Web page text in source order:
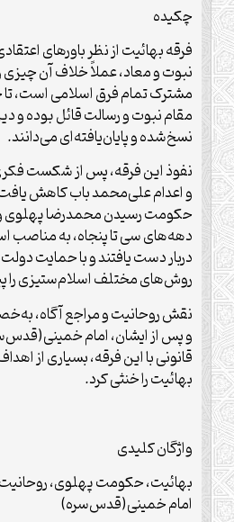
چکیده
فرقه بهائیت از نظر باورهای
نبوت و معاد، عملاً خلاف آن چیزی
مشترک تمام فرق اسلامی است، تا
مقام نبوت و رسالت قائل بوده و
نسخ‌شده و پایان‌یافته‌ای می‌دانند.
نفوذ این فرقه، پس از شکست
و اعدام علی‌محمد باب کاهش
حکومت رسیدن محمدرضا
دهه‌های سی تا پنجاه، به
دربار دست یافتند و با حمایت
روش‌های مختلف اسلام‌ستیزی را
نقش روحانیت و مراجع آگاه،
و پس از ایشان، امام
قانونی با این فرقه، بسیاری از
بهائیت را خنثی کرد.
واژگان کلیدی
بهائیت، حکومت پهلوی،
امام خمینی(قدس‌سره)